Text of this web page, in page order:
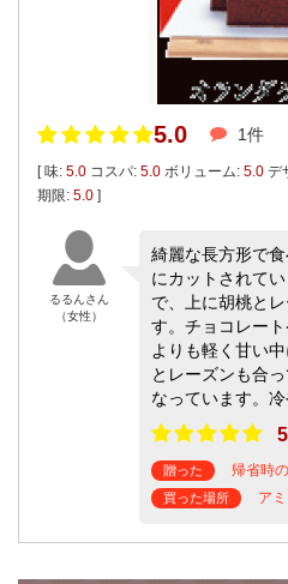
5.0 1件
[ 味: 5.0 コスパ: 5.0 ボリューム: 5.0 デ
期限: 5.0 ]
るるんさん
（女性）
綺麗な長方形で
にカットされて
で、上に胡桃と
す。チョコレー
よりも軽く甘い
とレーズンも合
なっています。
贈った 帰省時
買った場所 ア